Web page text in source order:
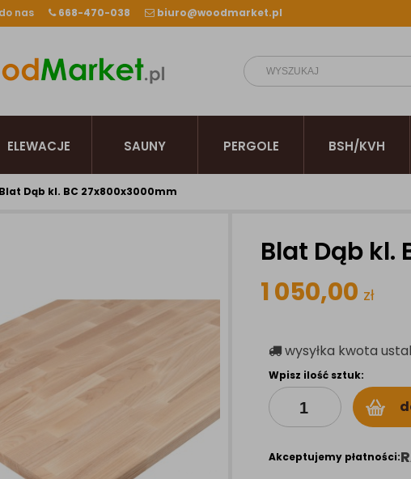
nas 668-470-038 biuro@woodmarket.pl
ELEWACJE SAUNY PERGOLE BSH/KVH
Blat Dąb kl. BC 27x800x3000mm
Blat Dąb kl.
1 050,00 zł
wysyłka kwota
Wpisz ilość sztuk:
Akceptujemy płatności: